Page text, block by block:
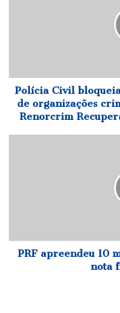
de
organizações
criminosas
durante
Polícia Civil
de organizações
Renorcrim
nota
fiscal
PRF apreendeu 10
nota